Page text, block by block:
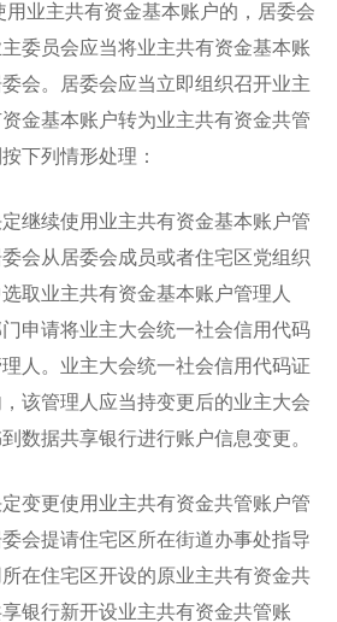
业主共有资金基本账户的，居委会
委员会应当将业主共有资金基本账
会。居委会应当立即组织召开业主
金基本账户转为业主共有资金共管
下列情形处理：
续使用业主共有资金基本账户管
会从居委会成员或者住宅区党组织
取业主共有资金基本账户管理人
申请将业主大会统一社会信用代码
人。业主大会统一社会信用代码证
该管理人应当持变更后的业主大会
数据共享银行进行账户信息变更。
更使用业主共有资金共管账户管
会提请住宅区所在街道办事处指导
在住宅区开设的原业主共有资金共
银行新开设业主共有资金共管账